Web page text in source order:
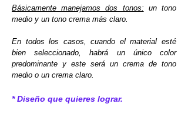
Básicamente manejamos dos tonos: un tono
medio y un tono crema más claro.
En todos los casos, cuando el material esté
bien seleccionado, habrá un único color
predominante y este será un crema de tono
medio o un crema claro.
* Diseño que quieres lograr.